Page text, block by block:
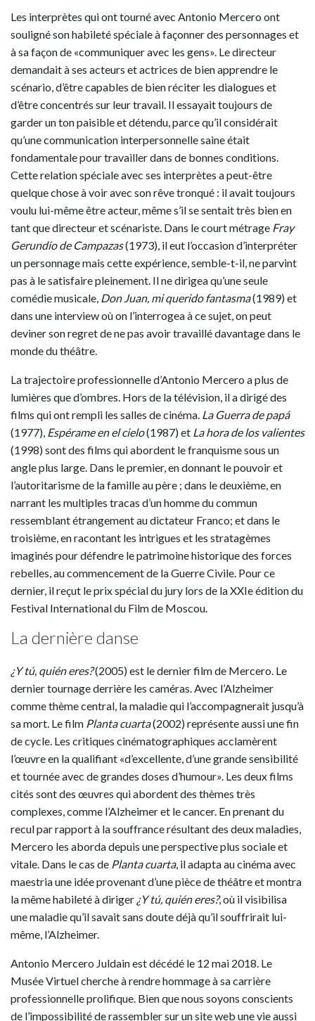
Les interprètes qui ont tourné avec Antonio Mercero ont
souligné son habileté spéciale à façonner des personnages et
à sa façon de «communiquer avec les gens». Le directeur
demandait à ses acteurs et actrices de bien apprendre le
scénario, d’être capables de bien réciter les dialogues et
d’être concentrés sur leur travail. Il essayait toujours de
garder un ton paisible et détendu, parce qu’il considérait
qu’une communication interpersonnelle saine était
fondamentale pour travailler dans de bonnes conditions.
Cette relation spéciale avec ses interprètes a peut-être
quelque chose à voir avec son rêve tronqué : il avait toujours
voulu lui-même être acteur, même s’il se sentait très bien en
tant que directeur et scénariste. Dans le court métrage Fray
Gerundio de Campazas(1973), il eut l’occasion d’interpréter
un personnage mais cette expérience, semble-t-il, ne parvint
pas à le satisfaire pleinement. Il ne dirigea qu’une seule
comédie musicale, Don Juan, mi querido fantasma(1989) et
dans une interview où on l’interrogea à ce sujet, on peut
deviner son regret de ne pas avoir travaillé davantage dans le
monde du théâtre.
La trajectoire professionnelle d’Antonio Mercero a plus de
lumières que d’ombres. Hors de la télévision, il a dirigé des
films qui ont rempli les salles de cinéma. La Guerra de papá
(1977), Espérame en el cielo(1987) et La hora de los valientes
(1998) sont des films qui abordent le franquisme sous un
angle plus large. Dans le premier, en donnant le pouvoir et
l’autoritarisme de la famille au père ; dans le deuxième, en
narrant les multiples tracas d’un homme du commun
ressemblant étrangement au dictateur Franco; et dans le
troisième, en racontant les intrigues et les stratagèmes
imaginés pour défendre le patrimoine historique des forces
rebelles, au commencement de la Guerre Civile. Pour ce
dernier, il reçut le prix spécial du jury lors de la XXIe édition du
Festival International du Film de Moscou.
La dernière danse
¿Y tú, quién eres?(2005) est le dernier film de Mercero. Le
dernier tournage derrière les caméras. Avec l’Alzheimer
comme thème central, la maladie qui l’accompagnerait jusqu’à
sa mort. Le film Planta cuarta(2002) représente aussi une fin
de cycle. Les critiques cinématographiques acclamèrent
l’œuvre en la qualifiant «d’excellente, d’une grande sensibilité
et tournée avec de grandes doses d’humour». Les deux films
cités sont des œuvres qui abordent des thèmes très
complexes, comme l’Alzheimer et le cancer. En prenant du
recul par rapport à la souffrance résultant des deux maladies,
Mercero les aborda depuis une perspective plus sociale et
vitale. Dans le cas de Planta cuarta, il adapta au cinéma avec
maestria une idée provenant d’une pièce de théâtre et montra
la même habileté à diriger ¿Y tú, quién eres?, où il visibilisa
une maladie qu’il savait sans doute déjà qu’il souffrirait lui-
même, l’Alzheimer.
Antonio Mercero Juldain est décédé le 12 mai 2018. Le
Musée Virtuel cherche à rendre hommage à sa carrière
professionnelle prolifique. Bien que nous soyons conscients
de l’impossibilité de rassembler sur un site web une vie aussi